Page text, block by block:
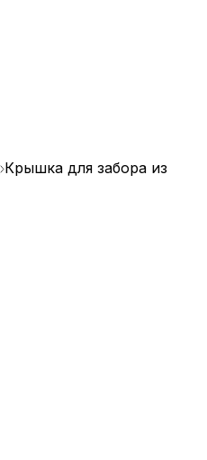
Крышка для забора из